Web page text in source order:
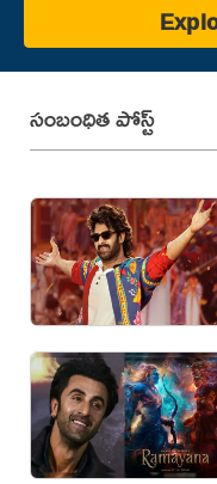
సంబంధిత పోస్ట్